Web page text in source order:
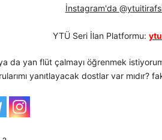
İnstagram'da
YTÜ Seri İlan Platformu:
da yan flüt çalmayı öğrenmek
yanıtlayacak dostlar var mıdır?